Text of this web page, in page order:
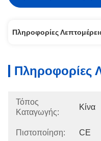
Πληροφορίες
Πληροφορίες
Τόπος
Καταγωγής:
Κίνα
Πιστοποίηση: CE